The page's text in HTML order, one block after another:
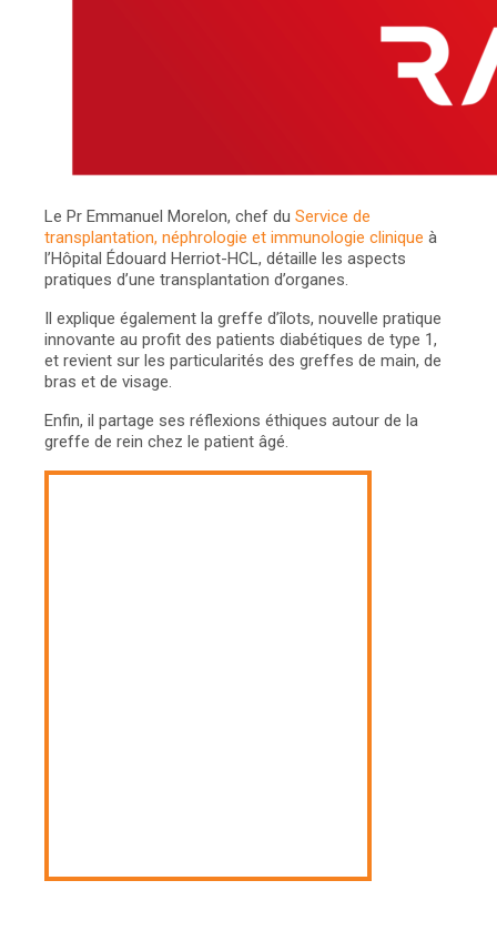
Le Pr Emmanuel Morelon, chef du Service de
transplantation, néphrologie et immunologie clinique à
l’Hôpital Édouard Herriot-HCL, détaille les aspects
pratiques d’une transplantation d’organes.
Il explique également la greffe d’îlots, nouvelle pratique
innovante au profit des patients diabétiques de type 1,
et revient sur les particularités des greffes de main, de
bras et de visage.
Enfin, il partage ses réflexions éthiques autour de la
greffe de rein chez le patient âgé.